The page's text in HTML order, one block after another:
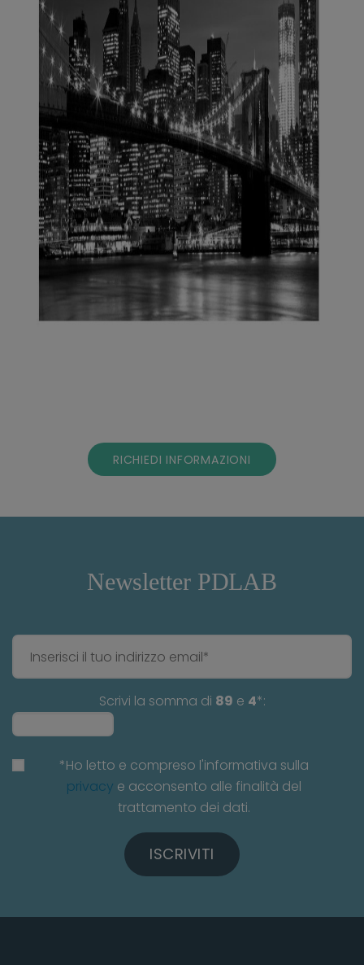
RICHIEDI INFORMAZIONI
Newsletter PDLAB
Scrivi la somma di 89 e 4*:
*Ho letto e compreso l'informativa sulla
privacy e acconsento alle finalità del
trattamento dei dati.
ISCRIVITI